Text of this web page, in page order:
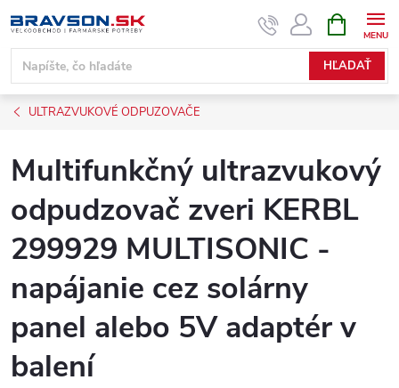
na
obsah
HĽADAŤ
KOŠÍK
ULTRAZVUKOVÉ ODPUZOVAČE
Multifunkčný ultrazvukový
odpudzovač zveri KERBL
299929 MULTISONIC -
napájanie cez solárny
panel alebo 5V adaptér v
balení